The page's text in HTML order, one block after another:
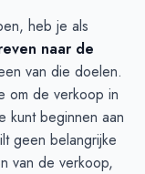
heb je als
naar de
van die doelen.
om de verkoop in
kunt beginnen aan
geen belangrijke
van de verkoop,